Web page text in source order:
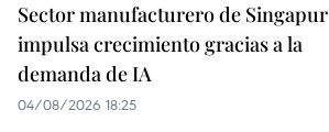
Sector manufacturero de Singapur
impulsa crecimiento gracias a la
demanda de IA
04/08/2026 18:25